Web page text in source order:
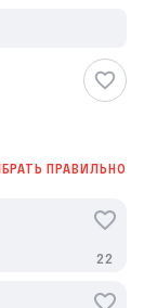
ПРАВИЛЬНО
22